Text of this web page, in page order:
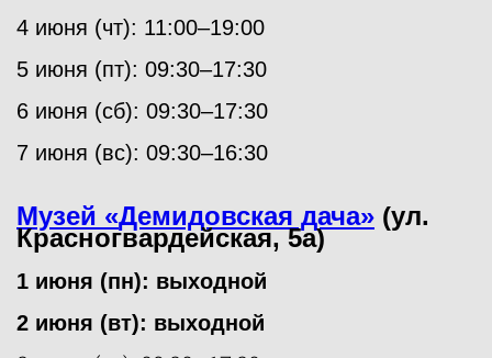
4 июня (чт): 11:00–19:00
5 июня (пт): 09:30–17:30
6 июня (сб): 09:30–17:30
7 июня (вс): 09:30–16:30
Музей «Демидовская дача» (ул.
Красногвардейская, 5а)
1 июня (пн): выходной
2 июня (вт): выходной